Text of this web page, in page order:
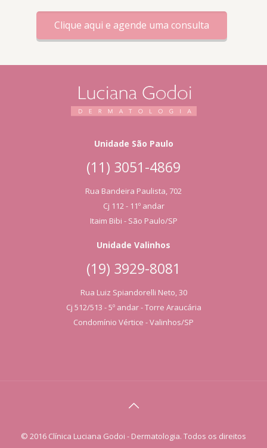
Clique aqui e agende uma consulta
Unidade São Paulo
(11) 3051-4869
Rua Bandeira Paulista, 702
Cj 112 - 11º andar
Itaim Bibi - São Paulo/SP
Unidade Valinhos
(19) 3929-8081
Rua Luiz Spiandorelli Neto, 30
Cj 512/513 - 5º andar - Torre Araucária
Condomínio Vértice - Valinhos/SP
© 2016 Clínica Luciana Godoi - Dermatologia. Todos os direitos